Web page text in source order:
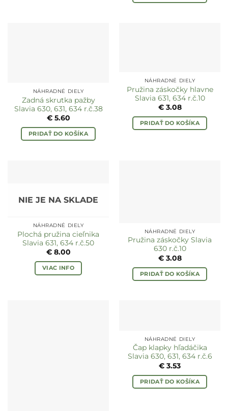
NÁHRADNÉ DIELY
Zadná skrutka pažby
Slavia 630, 631, 634 r.č.38
€5.60
PRIDAŤ DO KOŠÍKA
NÁHRADNÉ DIELY
Pružina záskočky hlavne
Slavia 631, 634 r.č.10
€3.08
PRIDAŤ DO KOŠÍKA
NIE JE NA SKLADE
NÁHRADNÉ DIELY
Plochá pružina cieľnika
Slavia 631, 634 r.č.50
€8.00
VIAC INFO
NÁHRADNÉ DIELY
Pružina záskočky Slavia
630 r.č.10
€3.08
PRIDAŤ DO KOŠÍKA
NÁHRADNÉ DIELY
Čap klapky hľadáčika
Slavia 630, 631, 634 r.č.6
€ 3.53
PRIDAŤ DO KOŠÍKA